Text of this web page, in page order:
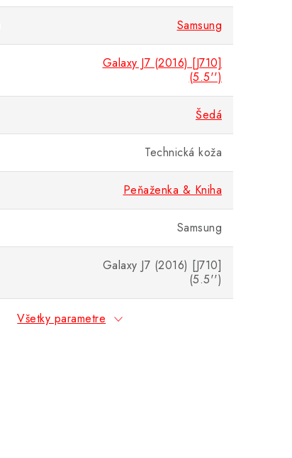
Samsung
Galaxy J7 (2016) [J710]
(5.5'')
Šedá
Technická koža
Peňaženka & Kniha
Samsung
Galaxy J7 (2016) [J710]
(5.5'')
Všetky parametre